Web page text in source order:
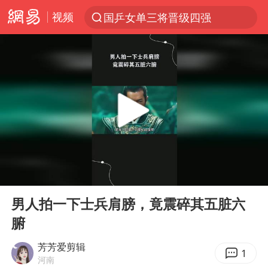
视频
国乒女单三将晋级四强
光影经济撬动暑期消费新蓝海
陈思诚零点晒照为佟丽娅庆生
马克·艾伦退出斯诺克中国公开赛
郑丽文：台湾从来没有“独立”过
新疆优化调整景区内自驾服务费
全民健身事业高质量发展
Play
男人拍一下士兵肩膀，竟震碎其五脏六
腑
芳芳爱剪辑
河南 1